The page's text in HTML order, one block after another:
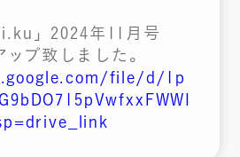
」2024年11月号
ップ致しました。
file/d/1p